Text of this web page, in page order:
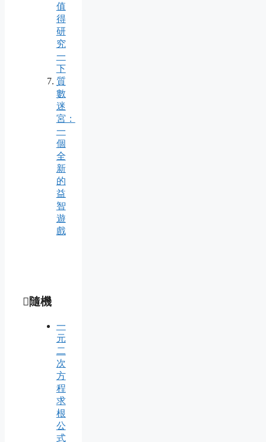
值
得
研
究
一
下
質
數
迷
宮：
一
個
全
新
的
益
智
遊
戲
隨機
一
元
二
次
方
程
求
根
公
式